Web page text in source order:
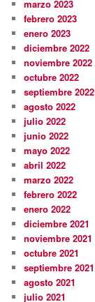
marzo 2023
febrero 2023
enero 2023
diciembre 2022
noviembre 2022
octubre 2022
septiembre 2022
agosto 2022
julio 2022
junio 2022
mayo 2022
abril 2022
marzo 2022
febrero 2022
enero 2022
diciembre 2021
noviembre 2021
octubre 2021
septiembre 2021
agosto 2021
julio 2021